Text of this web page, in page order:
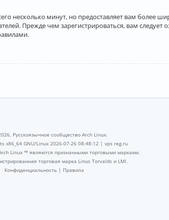
несколько минут, но предоставляет вам более
Прежде чем зарегистрироваться, вам
Русскоязычное сообщество Arch Linux.
x86_64 GNU/Linux 2026-07-26 08:48:12 | vps reg.ru
Linux ™ являются признанными торговыми марками.
торговая марка Linus Torvalds и LMI.
Конфиденциальность | Правила